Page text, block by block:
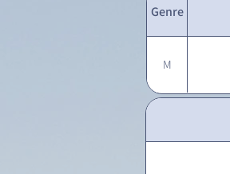
Genre
M